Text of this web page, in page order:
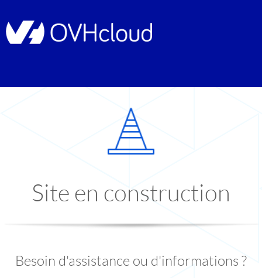
Site en construction
Besoin d'assistance ou d'informations ?